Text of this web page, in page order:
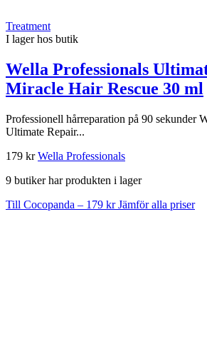
Treatment
I lager hos butik
Wella Professionals
Miracle Hair Rescue 30 ml
Professionell hårreparation på 90 sekunder
Ultimate Repair...
179 krWella Professionals
9 butiker har produkten i lager
Till Cocopanda – 179 krJämför alla priser